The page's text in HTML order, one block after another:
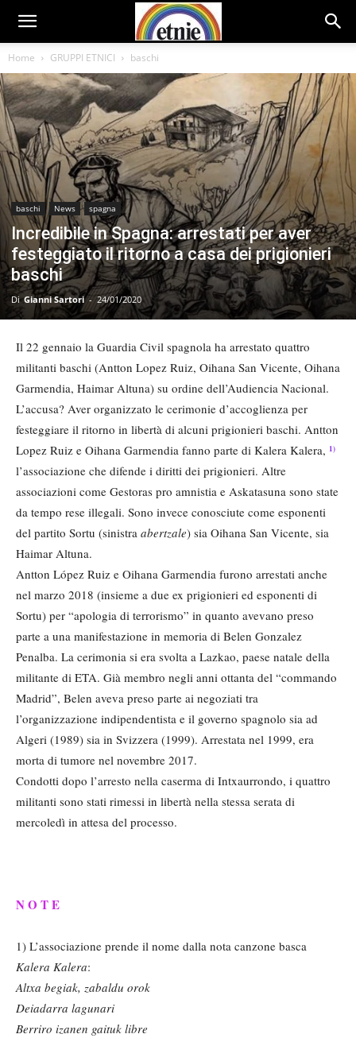
Home GRUPPI ETNICI baschi
baschi News spagna
Incredibile in Spagna: arrestati per aver
festeggiato il ritorno a casa dei prigionieri
baschi
Di Gianni Sartori - 24/01/2020
Il 22 gennaio la Guardia Civil spagnola ha arrestato quattro
militanti baschi (Antton Lopez Ruiz, Oihana San Vicente, Oihana
Garmendia, Haimar Altuna) su ordine dell’Audiencia Nacional.
L’accusa? Aver organizzato le cerimonie d’accoglienza per
festeggiare il ritorno in libertà di alcuni prigionieri baschi. Antton
Lopez Ruiz e Oihana Garmendia fanno parte di Kalera Kalera, 1)
l’associazione che difende i diritti dei prigionieri. Altre
associazioni come Gestoras pro amnistia e Askatasuna sono state
da tempo rese illegali. Sono invece conosciute come esponenti
del partito Sortu (sinistra abertzale) sia Oihana San Vicente, sia
Haimar Altuna.
Antton López Ruiz e Oihana Garmendia furono arrestati anche
nel marzo 2018 (insieme a due ex prigionieri ed esponenti di
Sortu) per “apologia di terrorismo” in quanto avevano preso
parte a una manifestazione in memoria di Belen Gonzalez
Penalba. La cerimonia si era svolta a Lazkao, paese natale della
militante di ETA. Già membro negli anni ottanta del “commando
Madrid”, Belen aveva preso parte ai negoziati tra
l’organizzazione indipendentista e il governo spagnolo sia ad
Algeri (1989) sia in Svizzera (1999). Arrestata nel 1999, era
morta di tumore nel novembre 2017.
Condotti dopo l’arresto nella caserma di Intxaurrondo, i quattro
militanti sono stati rimessi in libertà nella stessa serata di
mercoledì in attesa del processo.
N O T E
1) L’associazione prende il nome dalla nota canzone basca
Kalera Kalera:
Altxa begiak, zabaldu orok
Deiadarra lagunari
Berriro izanen gaituk libre